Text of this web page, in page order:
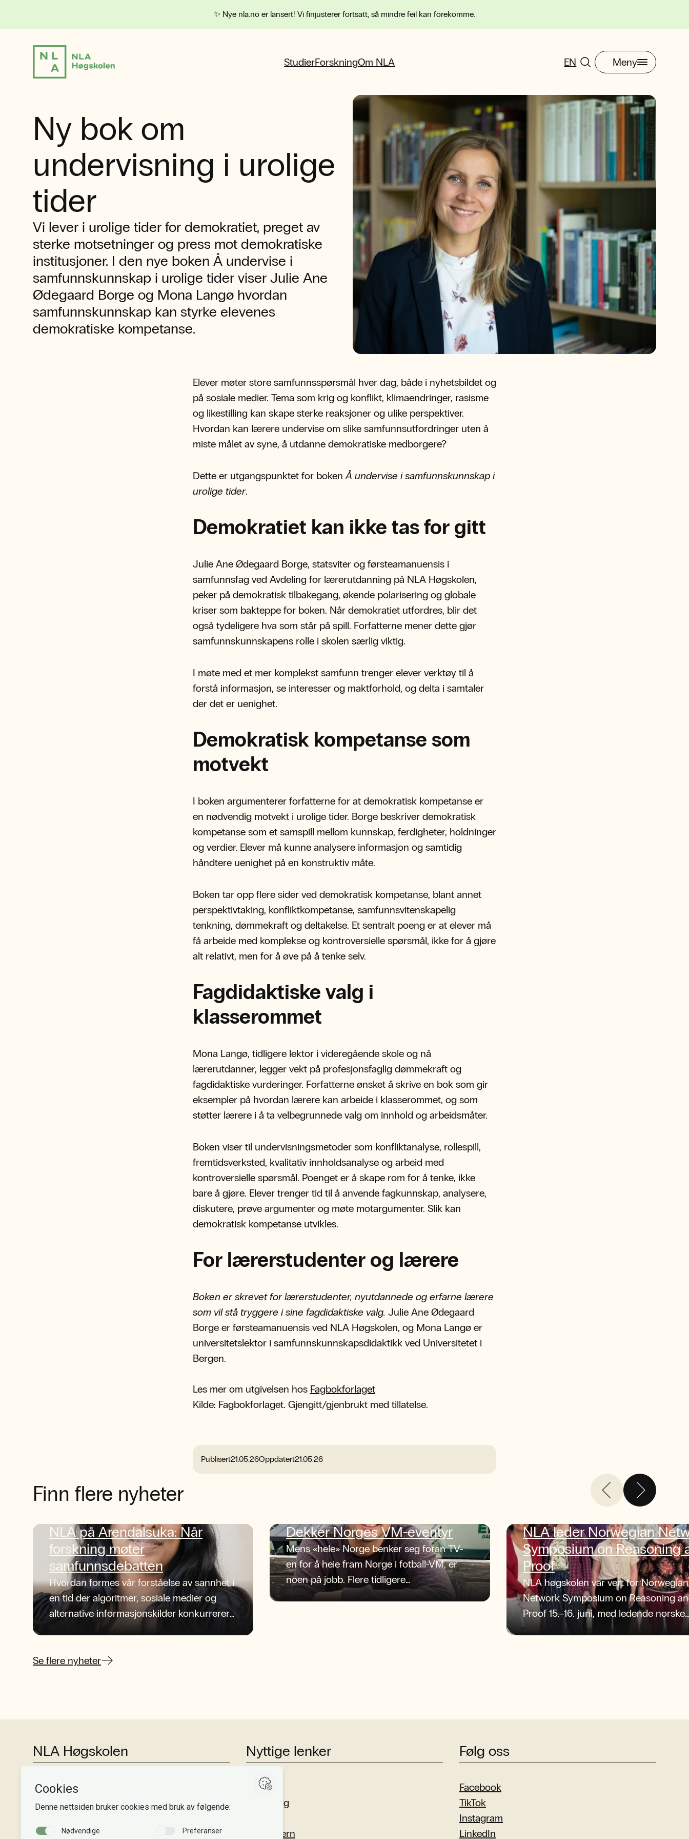
✨ Nye nla.no er lansert! Vi finjusterer fortsatt, så mindre feil kan forekomme.
StudierForskningOm NLA EN Meny
Ny bok om
undervisning i urolige
tider
Vi lever i urolige tider for demokratiet, preget av
sterke motsetninger og press mot demokratiske
institusjoner. I den nye boken Å undervise i
samfunnskunnskap i urolige tider viser Julie Ane
Ødegaard Borge og Mona Langø hvordan
samfunnskunnskap kan styrke elevenes
demokratiske kompetanse.
Elever møter store samfunnsspørsmål hver dag, både i nyhetsbildet og
på sosiale medier. Tema som krig og konflikt, klimaendringer, rasisme
og likestilling kan skape sterke reaksjoner og ulike perspektiver.
Hvordan kan lærere undervise om slike samfunnsutfordringer uten å
miste målet av syne, å utdanne demokratiske medborgere?
Dette er utgangspunktet for bokenÅ undervise i samfunnskunnskap i
urolige tider.
Demokratiet kan ikke tas for gitt
Julie Ane Ødegaard Borge, statsviter og førsteamanuensis i
samfunnsfag ved Avdeling for lærerutdanning på NLA Høgskolen,
peker på demokratisk tilbakegang, økende polarisering og globale
kriser som bakteppe for boken. Når demokratiet utfordres, blir det
også tydeligere hva som står på spill. Forfatterne mener dette gjør
samfunnskunnskapens rolle i skolen særlig viktig.
I møte med et mer komplekst samfunn trenger elever verktøy til å
forstå informasjon, se interesser og maktforhold, og delta i samtaler
der det er uenighet.
Demokratisk kompetanse som
motvekt
I boken argumenterer forfatterne for at demokratisk kompetanse er
en nødvendig motvekt i urolige tider. Borge beskriver demokratisk
kompetanse som et samspill mellom kunnskap, ferdigheter, holdninger
og verdier. Elever må kunne analysere informasjon og samtidig
håndtere uenighet på en konstruktiv måte.
Boken tar opp flere sider ved demokratisk kompetanse, blant annet
perspektivtaking, konfliktkompetanse, samfunnsvitenskapelig
tenkning, dømmekraft og deltakelse. Et sentralt poeng er at elever må
få arbeide med komplekse og kontroversielle spørsmål, ikke for å gjøre
alt relativt, men for å øve på å tenke selv.
Fagdidaktiske valg i
klasserommet
Mona Langø, tidligere lektor i videregående skole og nå
lærerutdanner, legger vekt på profesjonsfaglig dømmekraft og
fagdidaktiske vurderinger. Forfatterne ønsket å skrive en bok som gir
eksempler på hvordan lærere kan arbeide i klasserommet, og som
støtter lærere i å ta velbegrunnede valg om innhold og arbeidsmåter.
Boken viser til undervisningsmetoder som konfliktanalyse, rollespill,
fremtidsverksted, kvalitativ innholdsanalyse og arbeid med
kontroversielle spørsmål. Poenget er å skape rom for å tenke, ikke
bare å gjøre. Elever trenger tid til å anvende fagkunnskap, analysere,
diskutere, prøve argumenter og møte motargumenter. Slik kan
demokratisk kompetanse utvikles.
For lærerstudenter og lærere
Boken er skrevet for lærerstudenter, nyutdannede og erfarne lærere
som vil stå tryggere i sine fagdidaktiske valg. Julie Ane Ødegaard
Borge er førsteamanuensis ved NLA Høgskolen, og Mona Langø er
universitetslektor i samfunnskunnskapsdidaktikk ved Universitetet i
Bergen.
Les mer om utgivelsen hos Fagbokforlaget
Kilde: Fagbokforlaget. Gjengitt/gjenbrukt med tillatelse.
Publisert21.05.26Oppdatert21.05.26
Finn flere nyheter
NLA på Arendalsuka: Når
forskning møter
samfunnsdebatten
Hvordan formes vår forståelse av sannhet i
en tid der algoritmer, sosiale medier og
alternative informasjonskilder konkurrerer
om oppmerksomheten?
Dekker Norges VM-eventyr
Mens «hele» Norge benker seg foran TV-
en for å heie fram Norge i fotball-VM, er
noen på jobb. Flere tidligere
journaliststudenter ved NLA Høgskolen
NLA leder Norwegian
Symposium on Reasoning
Proof
NLA høgskolen var vert for Norwegian
Network Symposium on Reasoning
Proof 15.–16. juni, med ledende norske
forskere og sterke faglige diskusjoner.
Se flere nyheter
NLA Høgskolen
Tlf:+47 55 54 07 00
Send epost
Organisasjonsnr. 995 189 186
Nyttige lenker
Studier
Forskning
Personvern
Følg oss
Facebook
TikTok
Instagram
LinkedIn